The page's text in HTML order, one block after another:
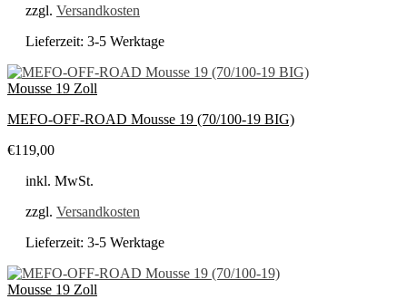
zzgl. Versandkosten
Lieferzeit: 3-5 Werktage
Mousse 19 Zoll
MEFO-OFF-ROAD Mousse 19 (70/100-19 BIG)
€119,00
inkl. MwSt.
zzgl. Versandkosten
Lieferzeit: 3-5 Werktage
Mousse 19 Zoll